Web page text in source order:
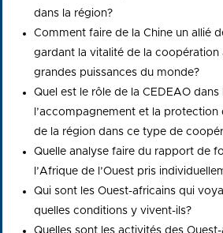
dans la région?
Comment faire de la Chine un allié
gardant la vitalité de la coopération
grandes puissances du monde?
Quel est le rôle de la CEDEAO dans
l’accompagnement et la
de la région dans ce type de
Quelle analyse faire du rapport de
l’Afrique de l’Ouest pris
Qui sont les Ouest-africains qui
quelles conditions y vivent-ils?
Quelles sont les activités des